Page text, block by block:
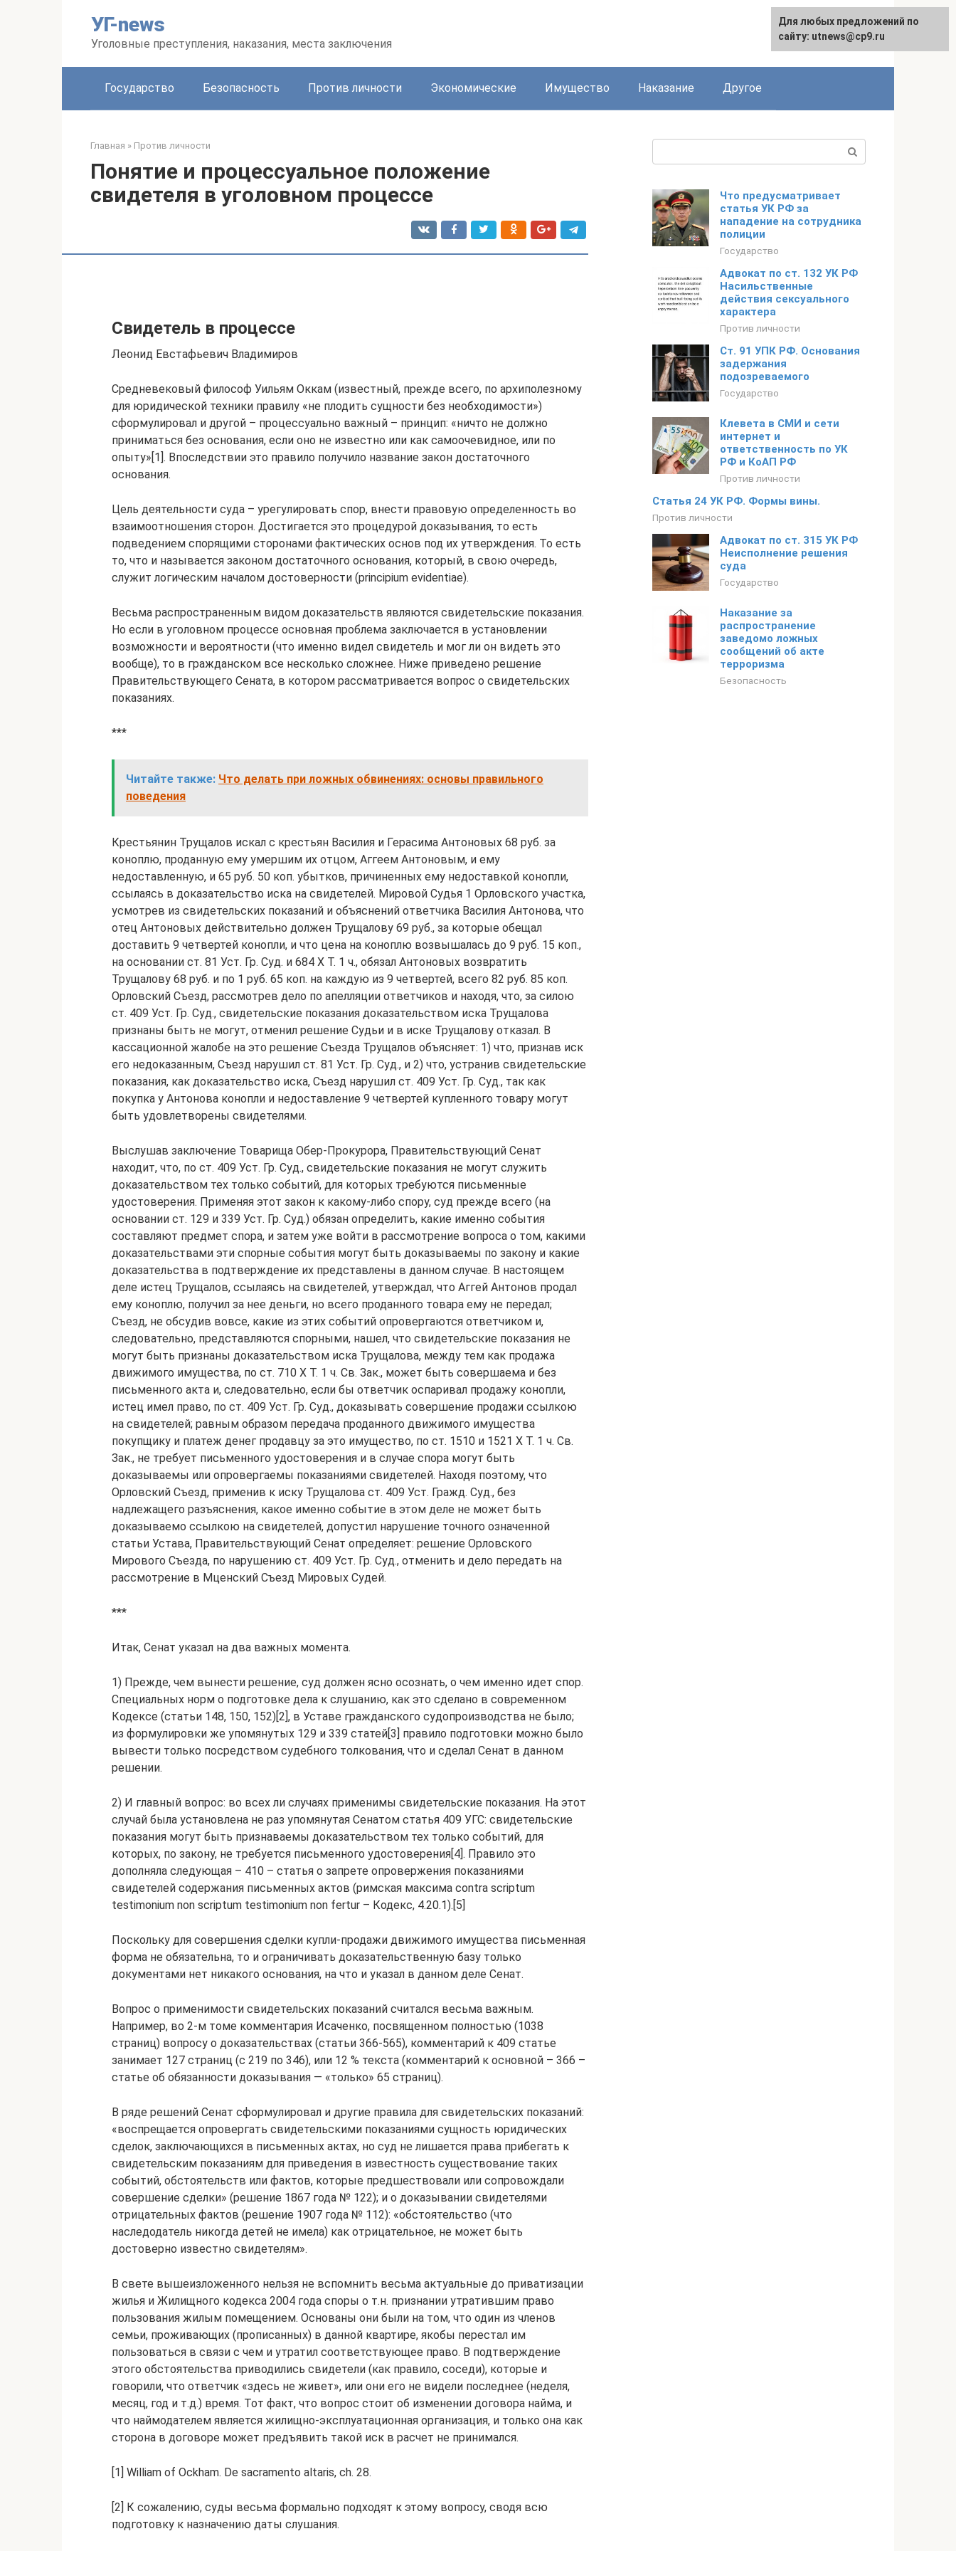
УГ-news
Уголовные преступления, наказания, места заключения
Государство Безопасность Против личности Экономические Имущество Наказание Другое
Главная » Против личности
Понятие и процессуальное положение
свидетеля в уголовном процессе
Свидетель в процессе
Леонид Евстафьевич Владимиров
Средневековый философ Уильям Оккам (известный, прежде всего, по архиполезному
для юридической техники правилу «не плодить сущности без необходимости»)
сформулировал и другой – процессуально важный – принцип: «ничто не должно
приниматься без основания, если оно не известно или как самоочевидное, или по
опыту»[1]. Впоследствии это правило получило название закон достаточного
основания.
Цель деятельности суда – урегулировать спор, внести правовую определенность во
взаимоотношения сторон. Достигается это процедурой доказывания, то есть
подведением спорящими сторонами фактических основ под их утверждения. То есть
то, что и называется законом достаточного основания, который, в свою очередь,
служит логическим началом достоверности (principium evidentiae).
Весьма распространенным видом доказательств являются свидетельские показания.
Но если в уголовном процессе основная проблема заключается в установлении
возможности и вероятности (что именно видел свидетель и мог ли он видеть это
вообще), то в гражданском все несколько сложнее. Ниже приведено решение
Правительствующего Сената, в котором рассматривается вопрос о свидетельских
показаниях.
***
Читайте также: Что делать при ложных обвинениях: основы правильного
поведения
Крестьянин Трущалов искал с крестьян Василия и Герасима Антоновых 68 руб. за
коноплю, проданную ему умершим их отцом, Аггеем Антоновым, и ему
недоставленную, и 65 руб. 50 коп. убытков, причиненных ему недоставкой конопли,
ссылаясь в доказательство иска на свидетелей. Мировой Судья 1 Орловского участка,
усмотрев из свидетельских показаний и объяснений ответчика Василия Антонова, что
отец Антоновых действительно должен Трущалову 69 руб., за которые обещал
доставить 9 четвертей конопли, и что цена на коноплю возвышалась до 9 руб. 15 коп.,
на основании ст. 81 Уст. Гр. Суд. и 684 Х Т. 1 ч., обязал Антоновых возвратить
Трущалову 68 руб. и по 1 руб. 65 коп. на каждую из 9 четвертей, всего 82 руб. 85 коп.
Орловский Съезд, рассмотрев дело по апелляции ответчиков и находя, что, за силою
ст. 409 Уст. Гр. Суд., свидетельские показания доказательством иска Трущалова
признаны быть не могут, отменил решение Судьи и в иске Трущалову отказал. В
кассационной жалобе на это решение Съезда Трущалов объясняет: 1) что, признав иск
его недоказанным, Съезд нарушил ст. 81 Уст. Гр. Суд., и 2) что, устранив свидетельские
показания, как доказательство иска, Съезд нарушил ст. 409 Уст. Гр. Суд., так как
покупка у Антонова конопли и недоставление 9 четвертей купленного товару могут
быть удовлетворены свидетелями.
Выслушав заключение Товарища Обер-Прокурора, Правительствующий Сенат
находит, что, по ст. 409 Уст. Гр. Суд., свидетельские показания не могут служить
доказательством тех только событий, для которых требуются письменные
удостоверения. Применяя этот закон к какому-либо спору, суд прежде всего (на
основании ст. 129 и 339 Уст. Гр. Суд.) обязан определить, какие именно события
составляют предмет спора, и затем уже войти в рассмотрение вопроса о том, какими
доказательствами эти спорные события могут быть доказываемы по закону и какие
доказательства в подтверждение их представлены в данном случае. В настоящем
деле истец Трущалов, ссылаясь на свидетелей, утверждал, что Аггей Антонов продал
ему коноплю, получил за нее деньги, но всего проданного товара ему не передал;
Съезд, не обсудив вовсе, какие из этих событий опровергаются ответчиком и,
следовательно, представляются спорными, нашел, что свидетельские показания не
могут быть признаны доказательством иска Трущалова, между тем как продажа
движимого имущества, по ст. 710 Х Т. 1 ч. Св. Зак., может быть совершаема и без
письменного акта и, следовательно, если бы ответчик оспаривал продажу конопли,
истец имел право, по ст. 409 Уст. Гр. Суд., доказывать совершение продажи ссылкою
на свидетелей; равным образом передача проданного движимого имущества
покупщику и платеж денег продавцу за это имущество, по ст. 1510 и 1521 Х Т. 1 ч. Св.
Зак., не требует письменного удостоверения и в случае спора могут быть
доказываемы или опровергаемы показаниями свидетелей. Находя поэтому, что
Орловский Съезд, применив к иску Трущалова ст. 409 Уст. Гражд. Суд., без
надлежащего разъяснения, какое именно событие в этом деле не может быть
доказываемо ссылкою на свидетелей, допустил нарушение точного означенной
статьи Устава, Правительствующий Сенат определяет: решение Орловского
Мирового Съезда, по нарушению ст. 409 Уст. Гр. Суд., отменить и дело передать на
рассмотрение в Мценский Съезд Мировых Судей.
***
Итак, Сенат указал на два важных момента.
1) Прежде, чем вынести решение, суд должен ясно осознать, о чем именно идет спор.
Специальных норм о подготовке дела к слушанию, как это сделано в современном
Кодексе (статьи 148, 150, 152)[2], в Уставе гражданского судопроизводства не было;
из формулировки же упомянутых 129 и 339 статей[3] правило подготовки можно было
вывести только посредством судебного толкования, что и сделал Сенат в данном
решении.
2) И главный вопрос: во всех ли случаях применимы свидетельские показания. На этот
случай была установлена не раз упомянутая Сенатом статья 409 УГС: свидетельские
показания могут быть признаваемы доказательством тех только событий, для
которых, по закону, не требуется письменного удостоверения[4]. Правило это
дополняла следующая – 410 – статья о запрете опровержения показаниями
свидетелей содержания письменных актов (римская максима contra scriptum
testimonium non scriptum testimonium non fertur – Кодекс, 4.20.1).[5]
Поскольку для совершения сделки купли-продажи движимого имущества письменная
форма не обязательна, то и ограничивать доказательственную базу только
документами нет никакого основания, на что и указал в данном деле Сенат.
Вопрос о применимости свидетельских показаний считался весьма важным.
Например, во 2-м томе комментария Исаченко, посвященном полностью (1038
страниц) вопросу о доказательствах (статьи 366-565), комментарий к 409 статье
занимает 127 страниц (с 219 по 346), или 12 % текста (комментарий к основной – 366 –
статье об обязанности доказывания — «только» 65 страниц).
В ряде решений Сенат сформулировал и другие правила для свидетельских показаний:
«воспрещается опровергать свидетельскими показаниями сущность юридических
сделок, заключающихся в письменных актах, но суд не лишается права прибегать к
свидетельским показаниям для приведения в известность существование таких
событий, обстоятельств или фактов, которые предшествовали или сопровождали
совершение сделки» (решение 1867 года № 122); и о доказывании свидетелями
отрицательных фактов (решение 1907 года № 112): «обстоятельство (что
наследодатель никогда детей не имела) как отрицательное, не может быть
достоверно известно свидетелям».
В свете вышеизложенного нельзя не вспомнить весьма актуальные до приватизации
жилья и Жилищного кодекса 2004 года споры о т.н. признании утратившим право
пользования жилым помещением. Основаны они были на том, что один из членов
семьи, проживающих (прописанных) в данной квартире, якобы перестал им
пользоваться в связи с чем и утратил соответствующее право. В подтверждение
этого обстоятельства приводились свидетели (как правило, соседи), которые и
говорили, что ответчик «здесь не живет», или они его не видели последнее (неделя,
месяц, год и т.д.) время. Тот факт, что вопрос стоит об изменении договора найма, и
что наймодателем является жилищно-эксплуатационная организация, и только она как
сторона в договоре может предъявить такой иск в расчет не принимался.
[1] William of Ockham. De sacramento altaris, сh. 28.
[2] К сожалению, суды весьма формально подходят к этому вопросу, сводя всю
подготовку к назначению даты слушания.
Что предусматривает
статья УК РФ за
нападение на сотрудника
полиции
Государство
Адвокат по ст. 132 УК РФ
Насильственные
действия сексуального
характера
Против личности
Ст. 91 УПК РФ. Основания
задержания
подозреваемого
Государство
Клевета в СМИ и сети
интернет и
ответственность по УК
РФ и КоАП РФ
Против личности
Статья 24 УК РФ. Формы вины.
Против личности
Адвокат по ст. 315 УК РФ
Неисполнение решения
суда
Государство
Наказание за
распространение
заведомо ложных
сообщений об акте
терроризма
Безопасность
Для любых предложений по
сайту: utnews@cp9.ru